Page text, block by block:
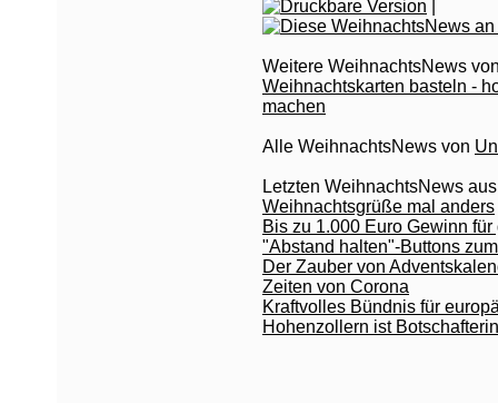
Weitere WeihnachtsNews
Weihnachtskarten basteln -
machen
Alle WeihnachtsNews von
Letzten WeihnachtsNews
Weihnachtsgrüße mal anders
Bis zu 1.000 Euro Gewinn
"Abstand halten"-Buttons
Der Zauber von
Zeiten von Corona
Kraftvolles Bündnis für
Hohenzollern ist